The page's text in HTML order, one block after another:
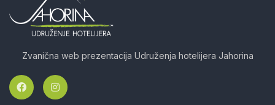
Zvanična web prezentacija Udruženja hotelijera Jahorina